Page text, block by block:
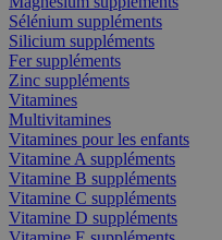
Sélénium suppléments
Silicium suppléments
Fer suppléments
Zinc suppléments
Vitamines
Multivitamines
Vitamines pour les enfants
Vitamine A suppléments
Vitamine B suppléments
Vitamine C suppléments
Vitamine D suppléments